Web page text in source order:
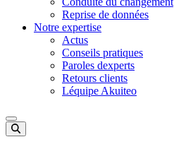
Reprise de données
Notre expertise
Actus
Conseils pratiques
Paroles dexperts
Retours clients
Léquipe Akuiteo